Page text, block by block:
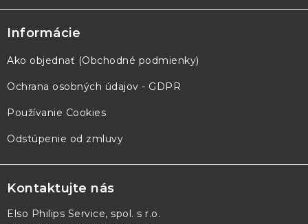
Informácie
Ako objednať (Obchodné podmienky)
Ochrana osobných údajov - GDPR
Používanie Cookies
Odstúpenie od zmluvy
Kontaktujte nás
Elso Philips Service, spol. s r.o.